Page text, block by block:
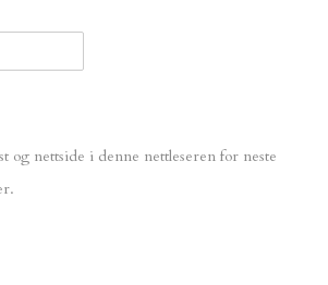
og nettside i denne nettleseren for neste